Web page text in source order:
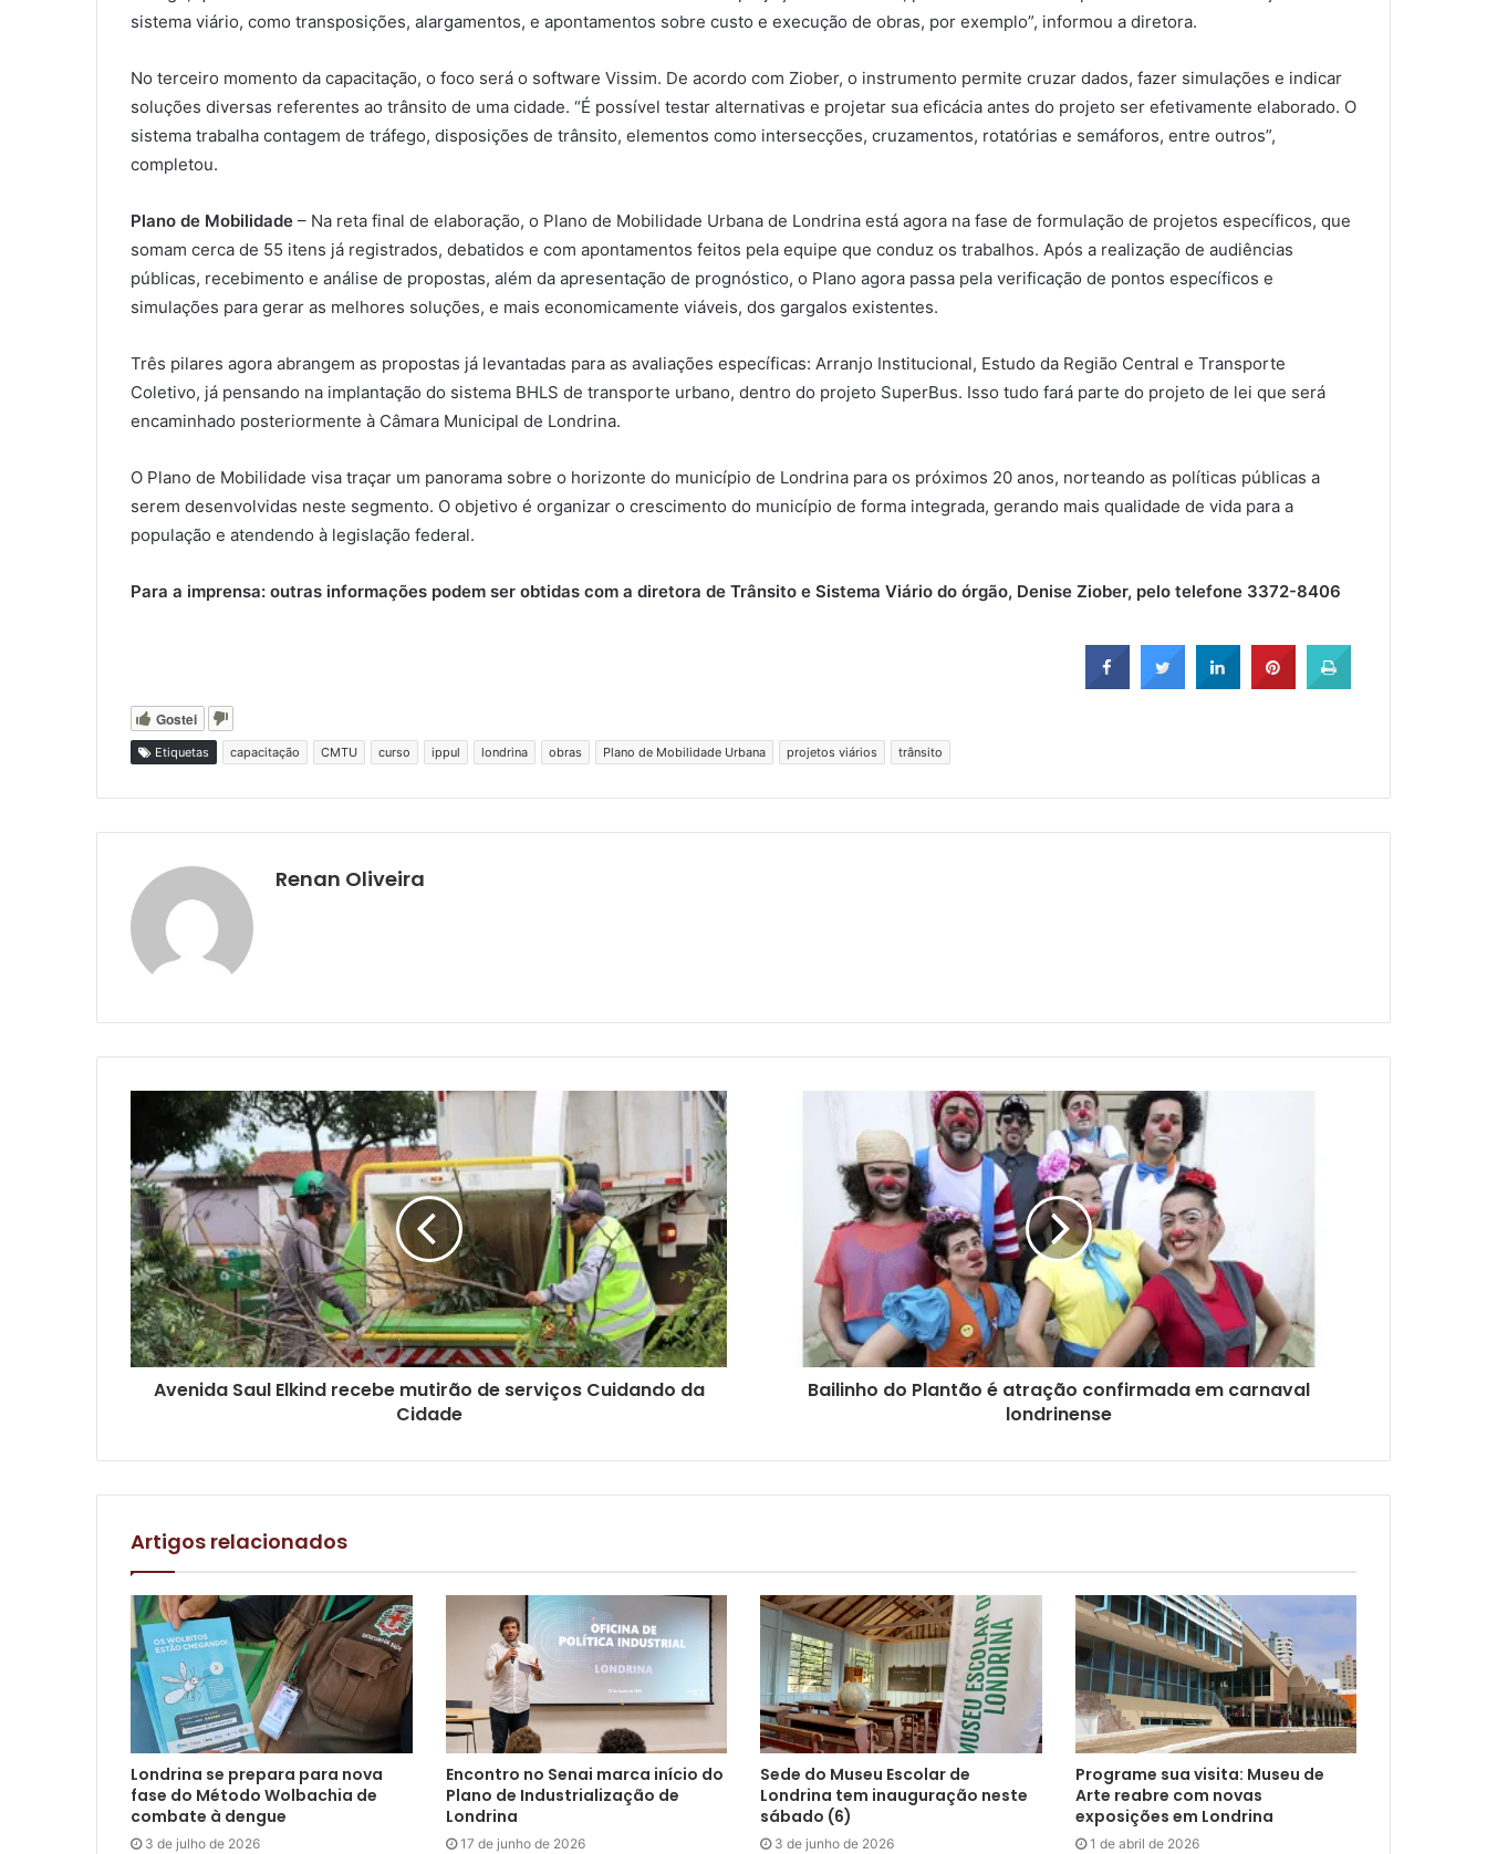
sistema viário, como transposições, alargamentos, e apontamentos sobre custo e execução de obras, por exemplo”, informou a diretora.
No terceiro momento da capacitação, o foco será o software Vissim. De acordo com Ziober, o instrumento permite cruzar dados, fazer simulações e indicar
soluções diversas referentes ao trânsito de uma cidade. “É possível testar alternativas e projetar sua eficácia antes do projeto ser efetivamente elaborado. O
sistema trabalha contagem de tráfego, disposições de trânsito, elementos como intersecções, cruzamentos, rotatórias e semáforos, entre outros”,
completou.
Plano de Mobilidade – Na reta final de elaboração, o Plano de Mobilidade Urbana de Londrina está agora na fase de formulação de projetos específicos, que
somam cerca de 55 itens já registrados, debatidos e com apontamentos feitos pela equipe que conduz os trabalhos. Após a realização de audiências
públicas, recebimento e análise de propostas, além da apresentação de prognóstico, o Plano agora passa pela verificação de pontos específicos e
simulações para gerar as melhores soluções, e mais economicamente viáveis, dos gargalos existentes.
Três pilares agora abrangem as propostas já levantadas para as avaliações específicas: Arranjo Institucional, Estudo da Região Central e Transporte
Coletivo, já pensando na implantação do sistema BHLS de transporte urbano, dentro do projeto SuperBus. Isso tudo fará parte do projeto de lei que será
encaminhado posteriormente à Câmara Municipal de Londrina.
O Plano de Mobilidade visa traçar um panorama sobre o horizonte do município de Londrina para os próximos 20 anos, norteando as políticas públicas a
serem desenvolvidas neste segmento. O objetivo é organizar o crescimento do município de forma integrada, gerando mais qualidade de vida para a
população e atendendo à legislação federal.
Para a imprensa: outras informações podem ser obtidas com a diretora de Trânsito e Sistema Viário do órgão, Denise Ziober, pelo telefone 3372-8406
Gostei
Etiquetas capacitação CMTU curso ippul londrina obras Plano de Mobilidade Urbana projetos viários trânsito
Renan Oliveira
Avenida Saul Elkind recebe mutirão de serviços Cuidando da
Cidade
Bailinho do Plantão é atração confirmada em carnaval
londrinense
Artigos relacionados
Londrina se prepara para nova
fase do Método Wolbachia de
combate à dengue
3 de julho de 2026
Encontro no Senai marca início do
Plano de Industrialização de
Londrina
17 de junho de 2026
Sede do Museu Escolar de
Londrina tem inauguração neste
sábado (6)
3 de junho de 2026
Programe sua visita: Museu de
Arte reabre com novas
exposições em Londrina
1 de abril de 2026